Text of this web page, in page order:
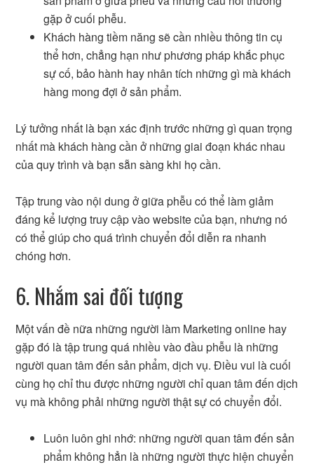
gặp ở cuối phễu.
Khách hàng tiềm năng sẽ cần nhiều thông tin cụ
thể hơn, chẳng hạn như phương pháp khắc phục
sự cố, bảo hành hay nhân tích những gì mà khách
hàng mong đợi ở sản phẩm.
Lý tưởng nhất là bạn xác định trước những gì quan trọng
nhất mà khách hàng cần ở những giai đoạn khác nhau
của quy trình và bạn sẵn sàng khi họ cần.
Tập trung vào nội dung ở giữa phễu có thể làm giảm
đáng kể lượng truy cập vào website của bạn, nhưng nó
có thể giúp cho quá trình chuyển đổi diễn ra nhanh
chóng hơn.
6. Nhắm sai đối tượng
Một vấn đề nữa những người làm Marketing online hay
gặp đó là tập trung quá nhiều vào đầu phễu là những
người quan tâm đến sản phẩm, dịch vụ. Điều vui là cuối
cùng họ chỉ thu được những người chỉ quan tâm đến dịch
vụ mà không phải những người thật sự có chuyển đổi.
Luôn luôn ghi nhớ: những người quan tâm đến sản
phẩm không hẳn là những người thực hiện chuyển